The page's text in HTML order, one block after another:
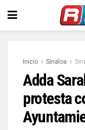
Inicio Sinaloa
Adda
protesta